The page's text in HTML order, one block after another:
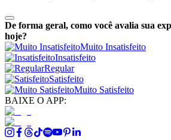
De forma geral, como você avalia sua
hoje?
Muito Insatisfeito
Insatisfeito
Regular
Satisfeito
Muito Satisfeito
BAIXE O APP: